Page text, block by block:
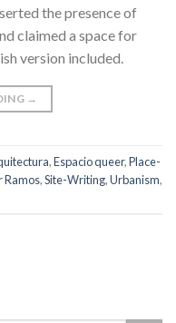
the presence of
claimed a space for
version included.
→
,Espacio queer,Place-
Ramos,Site-Writing,Urbanism,